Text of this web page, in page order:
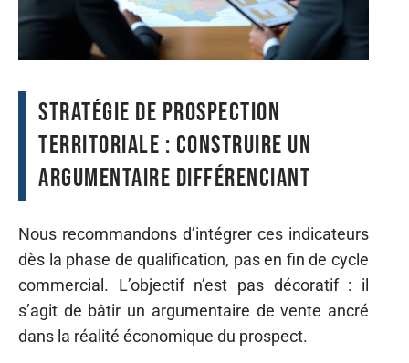
Stratégie de prospection
territoriale : construire un
argumentaire différenciant
Nous recommandons d’intégrer ces indicateurs
dès la phase de qualification, pas en fin de cycle
commercial. L’objectif n’est pas décoratif : il
s’agit de bâtir un argumentaire de vente ancré
dans la réalité économique du prospect.